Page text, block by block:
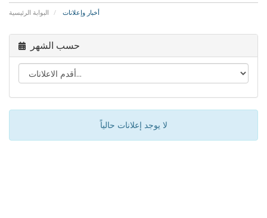
البوابة الرئيسية أخبار وإعلانات
حسب الشهر
لا يوجد إعلانات حالياً